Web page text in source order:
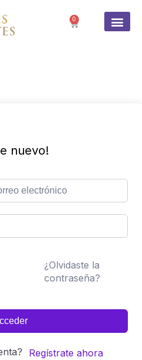
0
nuevo!
¿Olvidaste la
contraseña?
Regístrate ahora